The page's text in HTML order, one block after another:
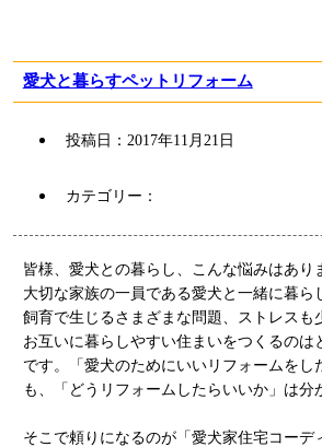
愛犬と暮らすペットリフォーム
投稿日： 2017年11月21日
カテゴリー：
皆様、愛犬との暮らし、こんな悩みはあり
大切な家族の一員である愛犬と一緒に暮ら
飼育で生じるさまざまな問題、ストレスも
お互いに暮らしやすい住まいをつくるのは
です。「愛犬のためにいいリフォームをし
も、「どうリフォームしたらいいか」は分
そこで頼りになるのが「愛犬家住宅コーデ